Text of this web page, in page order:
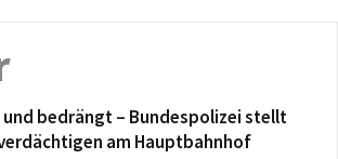
bedrängt – Bundespolizei stellt
am Hauptbahnhof